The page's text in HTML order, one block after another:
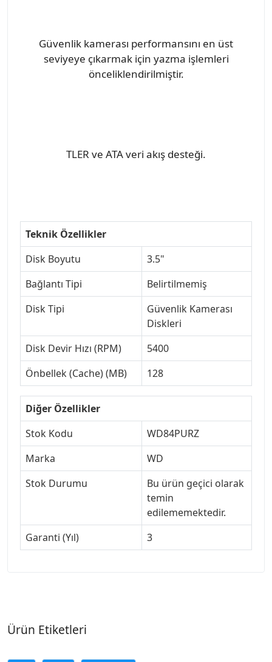
Güvenlik kamerası performansını en üst
seviyeye çıkarmak için yazma işlemleri
önceliklendirilmiştir.
TLER ve ATA veri akış desteği.
Teknik Özellikler
Disk Boyutu
3.5"
Bağlantı Tipi
Belirtilmemiş
Disk Tipi
Güvenlik Kamerası
Diskleri
Disk Devir Hızı (RPM)
5400
Önbellek (Cache) (MB)
128
Diğer Özellikler
Stok Kodu
WD84PURZ
Marka
WD
Stok Durumu
Bu ürün geçici olarak
temin
edilememektedir.
Garanti (Yıl)
3
Ürün Etiketleri